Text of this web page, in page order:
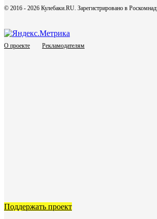
© 2016 - 2026 Кулебаки.RU. Зарегистрировано в
О проекте Рекламодателям
Поддержать проект